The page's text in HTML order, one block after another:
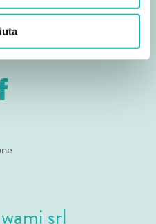
wami srl